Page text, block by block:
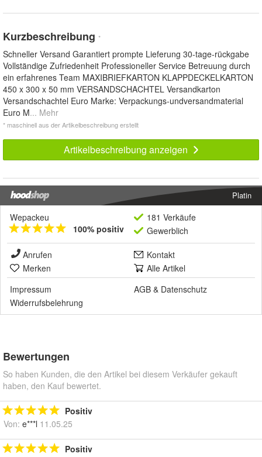
Kurzbeschreibung *
Schneller Versand Garantiert prompte Lieferung 30-tage-rückgabe
Vollständige Zufriedenheit Professioneller Service Betreuung durch
ein erfahrenes Team MAXIBRIEFKARTON KLAPPDECKELKARTON
450 x 300 x 50 mm VERSANDSCHACHTEL Versandkarton
Versandschachtel Euro Marke: Verpackungs-undversandmaterial
Euro M... Mehr
* maschinell aus der Artikelbeschreibung erstellt
Artikelbeschreibung anzeigen
Platin
Wepackeu
100% positiv
181 Verkäufe
Gewerblich
Anrufen
Kontakt
Merken
Alle Artikel
Impressum
AGB & Datenschutz
Widerrufsbelehrung
Bewertungen
So haben Kunden, die den Artikel bei diesem Verkäufer gekauft
haben, den Kauf bewertet.
Positiv
Von: e***l 11.05.25
Positiv